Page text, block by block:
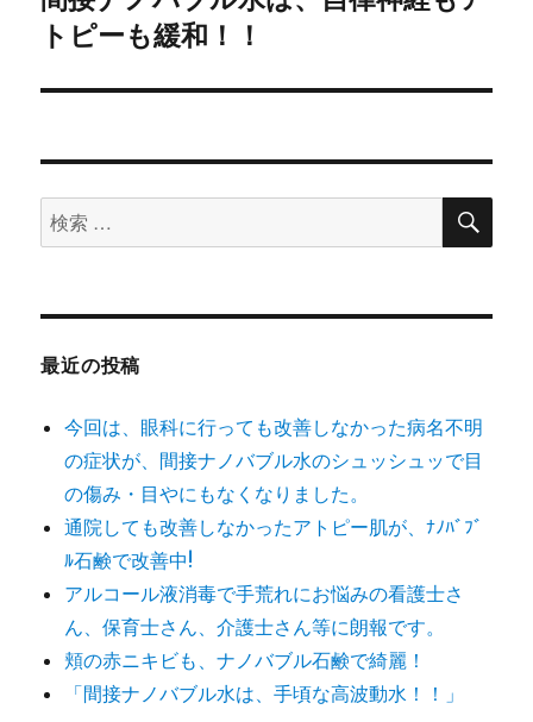
ー
シ
ン
の
稿:
トピーも緩和！！
検
索
象:
検
最近の投稿
今回は、眼科に行っても改善しなかった病名不明
の症状が、間接ナノバブル水のシュッシュッで目
の傷み・目やにもなくなりました。
通院しても改善しなかったアトピー肌が、ﾅﾉﾊﾞﾌﾞ
ﾙ石鹸で改善中!
アルコール液消毒で手荒れにお悩みの看護士さ
ん、保育士さん、介護士さん等に朗報です。
頬の赤ニキビも、ナノバブル石鹸で綺麗！
「間接ナノバブル水は、手頃な高波動水！！」